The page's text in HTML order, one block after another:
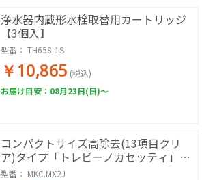
浄水器内蔵形水栓取替用カートリッジ
【3個入】
型番： TH658-1S
￥10,865 (税込)
お届け目安：08月23日(日)～
コンパクトサイズ高除去(13項目クリ
ア)タイプ「トレビーノカセッティ」シ
リーズ交換カートリッジ(2個入り)
型番： MKC.MX2J